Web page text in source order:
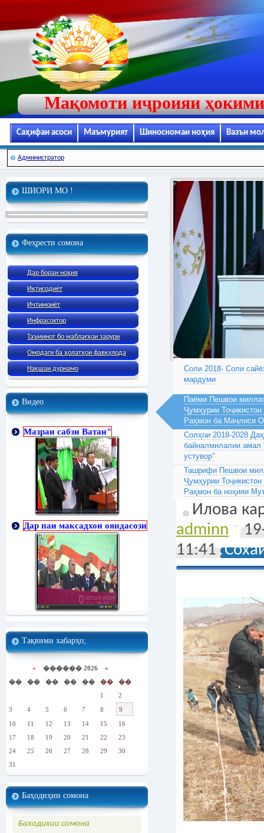
Мақомоти иҷроияи
Саҳифаи асоси Маъмурият Шиносномаи ноҳия Вазъи
Администратор
ШИОРИ МО !
Феҳрести сомона
Дар бораи ноҳия
Иқтисодиёт
Ичтимоиёт
Инфрасохтор
Таъминот бо маблағҳои зарури
Омодаги ба ҳолатҳои фавқулода
Нақшаи дурнамо
Видео
Мазраи сабзи Ватан"
Дар паи максадхои ояндасози
Тақвими хабарҳо;
« ������ 2026 »
��
�� �� �� �� ��
��
1
2
3
4 5 6 7 8
9
10
11 12 13 14 15
16
17
18 19 20 21 22
23
24
25 26 27 28 29
30
31
Баҳодиҳии сомона
Баходихии сомона
Соли 2018- Соли
мардуми
Паёми Пешвои
Ҷумҳурии
Раҳмон ба Маҷлиси
Солҳои 2018-2028
байналмилалии
устувор"
Ташрифи Пешвои
Ҷумҳурии
Раҳмон ба ноҳияи
Илова
adminn
11:41